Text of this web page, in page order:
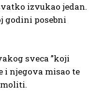
izvukao jedan.
godini posebni
sveca ”koji
i njegova misao te